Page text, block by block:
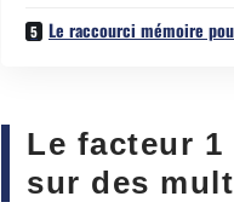
Le raccourci mémoire
Le facteur
sur des